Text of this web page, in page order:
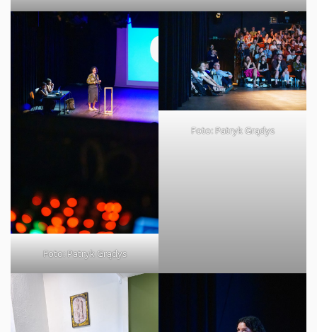
Foto: Patryk Grądys
Foto: Patryk Grądys